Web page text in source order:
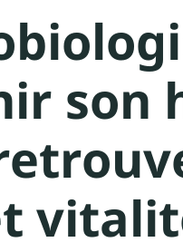
son